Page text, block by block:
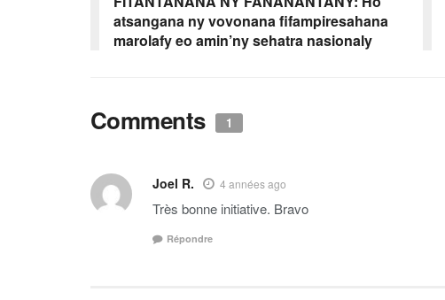
atsangana ny vovonana fifampiresahana
marolafy eo amin’ny sehatra nasionaly
Comments 1
Joel R. 4 années ago
Très bonne initiative. Bravo
Répondre